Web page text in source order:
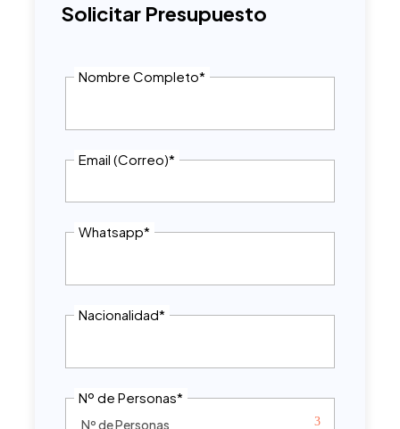
Solicitar Presupuesto
Nombre Completo*
Email (Correo)*
Whatsapp*
Nacionalidad*
Nº de Personas*